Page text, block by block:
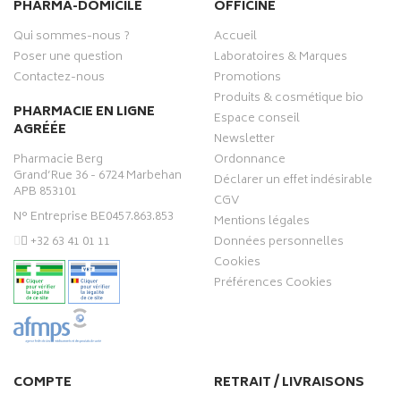
PHARMA-DOMICILE
Qui sommes-nous ?
Poser une question
Contactez-nous
PHARMACIE EN LIGNE
AGRÉÉE
Pharmacie Berg
Grand’Rue 36 - 6724 Marbehan
APB 853101
N° Entreprise BE0457.863.853
‭+32 63 41 01 11‬
OFFICINE
Accueil
Laboratoires & Marques
Promotions
Produits & cosmétique bio
Espace conseil
Newsletter
Ordonnance
Déclarer un effet indésirable
CGV
Mentions légales
Données personnelles
Cookies
Préférences Cookies
COMPTE RETRAIT / LIVRAISONS